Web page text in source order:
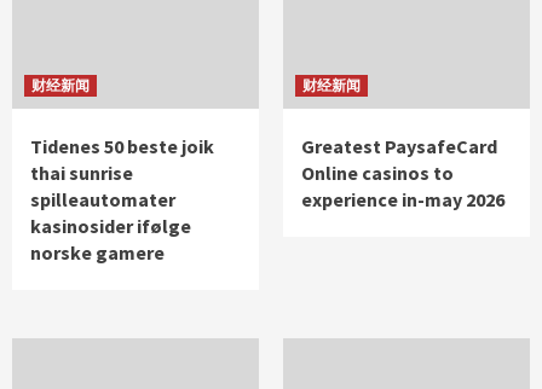
财经新闻
Tidenes 50 beste joik
thai sunrise
spilleautomater
kasinosider ifølge
norske gamere
财经新闻
Greatest PaysafeCard
Online casinos to
experience in-may 2026